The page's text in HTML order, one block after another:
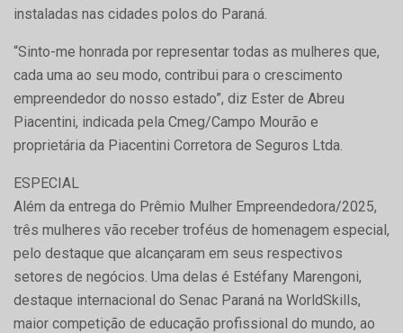
instaladas nas cidades polos do Paraná.
“Sinto-me honrada por representar todas as mulheres que,
cada uma ao seu modo, contribui para o crescimento
empreendedor do nosso estado”, diz Ester de Abreu
Piacentini, indicada pela Cmeg/Campo Mourão e
proprietária da Piacentini Corretora de Seguros Ltda.
ESPECIAL
Além da entrega do Prêmio Mulher Empreendedora/2025,
três mulheres vão receber troféus de homenagem especial,
pelo destaque que alcançaram em seus respectivos
setores de negócios. Uma delas é Estéfany Marengoni,
destaque internacional do Senac Paraná na WorldSkills,
maior competição de educação profissional do mundo, ao